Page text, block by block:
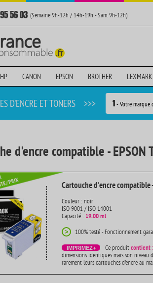
56 03 (Semaine 9h-12h / 14h-19h - Sam. 9h-12h)
HP CANON EPSON BROTHER LEXMARK
D'ENCRE ET TONERS >>> 1- Votre marque
d'encre compatible -
Cartouche d'encre compatible
Couleur : noir
ISO 9001 / ISO 14001
Capacité : 19.00 ml
> 100% testé - Fonctionnement
IMPRIMEZ+ Ce produitcontient
dimensions identiques mais son niveau
rarement leurs cartouches d'encre au